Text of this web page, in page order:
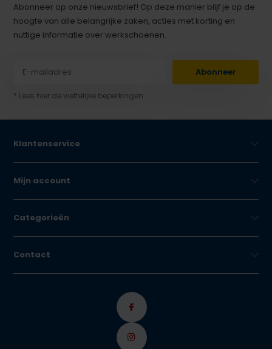
Abonneer op onze nieuwsbrief! Op deze manier blijf je op de
hoogte van alle belangrijke zaken, acties met korting en
nuttige informatie over werkschoenen.
Abonneer
* Lees hier de wettelijke beperkingen
Klantenservice
Mijn account
Categorieën
Contact